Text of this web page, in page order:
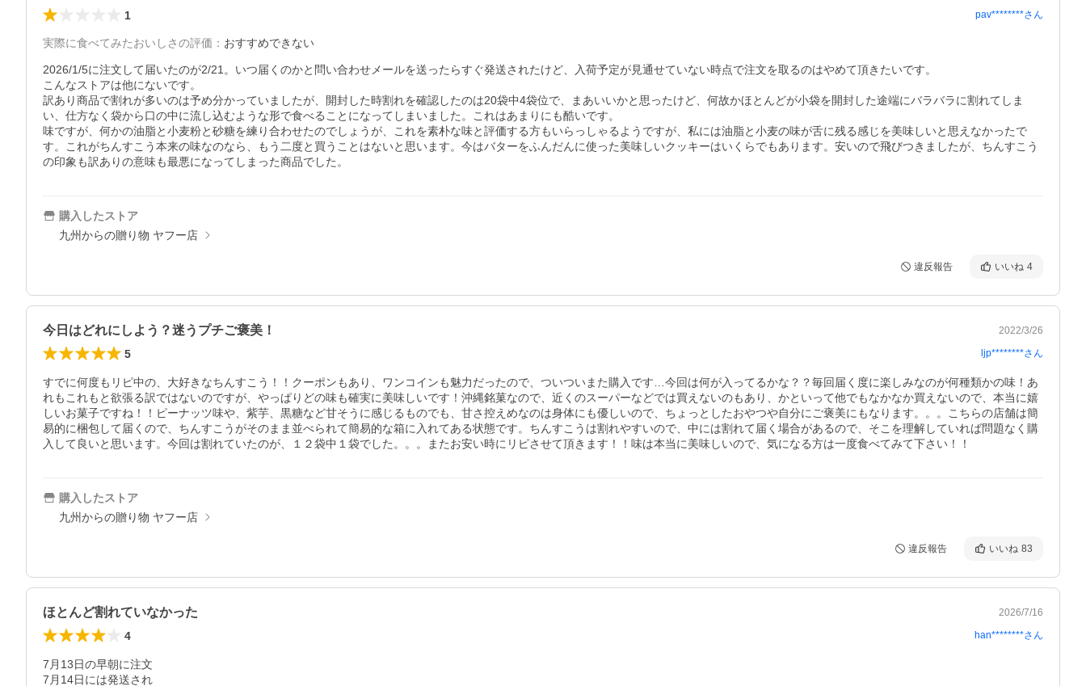
1 pav********さん
実際に食べてみたおいしさの評価 ： おすすめできない
2026/1/5に注文して届いたのが2/21。いつ届くのかと問い合わせメールを送ったらすぐ発送されたけど、入荷予定が見通せていない時点で注文を取るのはやめて頂きたいです。
こんなストアは他にないです。
訳あり商品で割れが多いのは予め分かっていましたが、開封した時割れを確認したのは20袋中4袋位で、まあいいかと思ったけど、何故かほとんどが小袋を開封した途端にバラバラに割れてしま
い、仕方なく袋から口の中に流し込むような形で食べることになってしまいました。これはあまりにも酷いです。
味ですが、何かの油脂と小麦粉と砂糖を練り合わせたのでしょうが、これを素朴な味と評価する方もいらっしゃるようですが、私には油脂と小麦の味が舌に残る感じを美味しいと思えなかったで
す。これがちんすこう本来の味なのなら、もう二度と買うことはないと思います。今はバターをふんだんに使った美味しいクッキーはいくらでもあります。安いので飛びつきましたが、ちんすこう
の印象も訳ありの意味も最悪になってしまった商品でした。
購入したストア
九州からの贈り物 ヤフー店
違反報告 いいね 4
今日はどれにしよう？迷うプチご褒美！ 2022/3/26
5 ljp********さん
すでに何度もリピ中の、大好きなちんすこう！！クーポンもあり、ワンコインも魅力だったので、ついついまた購入です…今回は何が入ってるかな？？毎回届く度に楽しみなのが何種類かの味！あ
れもこれもと欲張る訳ではないのですが、やっぱりどの味も確実に美味しいです！沖縄銘菓なので、近くのスーパーなどでは買えないのもあり、かといって他でもなかなか買えないので、本当に嬉
しいお菓子ですね！！ピーナッツ味や、紫芋、黒糖など甘そうに感じるものでも、甘さ控えめなのは身体にも優しいので、ちょっとしたおやつや自分にご褒美にもなります。。。こちらの店舗は簡
易的に梱包して届くので、ちんすこうがそのまま並べられて簡易的な箱に入れてある状態です。ちんすこうは割れやすいので、中には割れて届く場合があるので、そこを理解していれば問題なく購
購入したストア
九州からの贈り物 ヤフー店
違反報告 いいね 83
ほとんど割れていなかった 2026/7/16
4 han********さん
7月13日の早朝に注文
7月14日には発送され